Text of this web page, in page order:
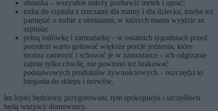
ubranka – wszystkie należy pozbawić metek i uprać;
torba do szpitala z rzeczami dla mamy i dla dziecka, trzeba też
pamiętać o torbie z ubraniami, w których mama wyjdzie ze
szpitala;
pełną lodówkę i zamrażarkę – w ostatnich tygodniach przed
porodem warto gotować większe porcje jedzenia, które
można zamrozić i schować je w zamrażarce – ich odgrzanie
zajmie tylko chwilę, nie powinno też brakować
podstawowych produktów żywnościowych – oszczędzi to
biegania do sklepu i nerwów.
Im lepiej będziemy przygotowani, tym spokojniejsi i szczęśliwsi
będą wszyscy domownicy.